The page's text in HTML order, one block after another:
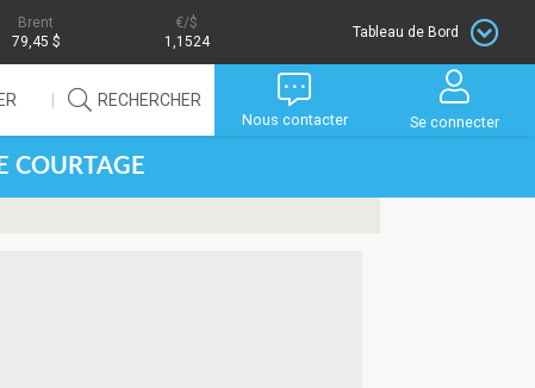
Brent
79,45 $
/$
1,1524
Tableau de Bord
RECHERCHER
Nous contacter Se connecter
COURTAGE